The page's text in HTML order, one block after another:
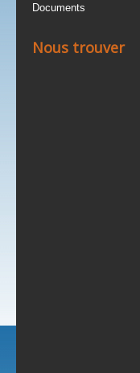
Documents
Nous trouver